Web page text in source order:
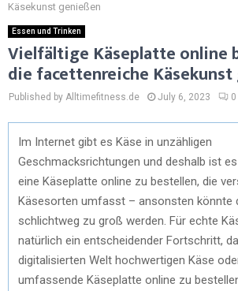
Käsekunst genießen
Essen und Trinken
Vielfältige Käseplatte online
die facettenreiche
Published by Alltimefitness.de July 6, 2023 0
Im Internet gibt es Käse in unzähligen
Geschmacksrichtungen und deshalb ist
eine Käseplatte online zu bestellen, die
Käsesorten umfasst – ansonsten könnte
schlichtweg zu groß werden. Für echte
natürlich ein entscheidender Fortschritt,
digitalisierten Welt hochwertigen Käse
umfassende Käseplatte online zu